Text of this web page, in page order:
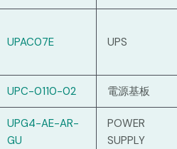
UPAC07E UPS
UPC-0110-02 電源基板
UPG4-AE-AR-
GU
POWER
SUPPLY